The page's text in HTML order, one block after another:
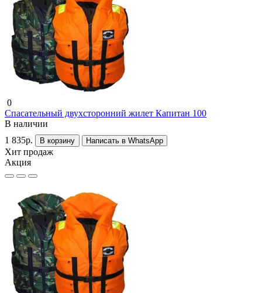
0
Спасательный двухсторонний жилет Капитан 100
В наличии
1 835р.
В корзину Написать в WhatsApp
Хит продаж
Акция